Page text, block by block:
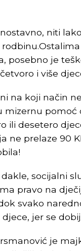
niti
posebno je
i više
na koji način
mizernu pomoć
ili desetero
ne prelaze 90
dakle, socijalni
pravo na
svako
jer se
je